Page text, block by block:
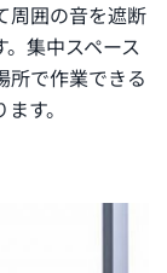
周囲の音を遮断
集中スペース
所で作業できる
す。